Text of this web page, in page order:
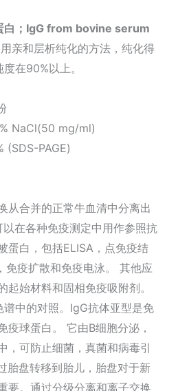
白；IgG from bovine serum
亲和层析纯化的方法，纯化得
在90%以上。
NaCl(50 mg/ml)
PAGE)
从合并的正常牛血清中分离出
在各种免疫测定中用作参照抗
蛋白，包括ELISA，点免疫结
免疫扩散和免疫电泳。 其他应
起始材料和固相免疫吸附剂。
中的对照。IgG抗体亚型是免
疫球蛋白。 它由B细胞分泌，
，可防止细菌，真菌和病毒引
胎盘转移到胎儿，胎盘对于新
要。通过分级分离和离子交换